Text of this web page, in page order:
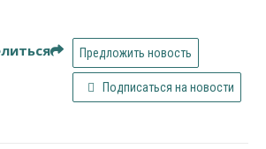
Предложить новость
Подписаться на новости